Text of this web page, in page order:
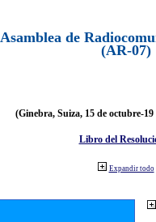
Asamblea de
(AR-07)
(Ginebra, Suiza, 15 de octubre-19
Libro del
Expandir todo